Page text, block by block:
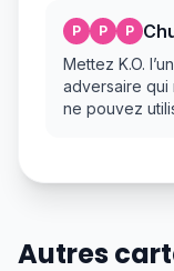
P P P
Mettez K.O.
adversaire qui
ne pouvez
Autres